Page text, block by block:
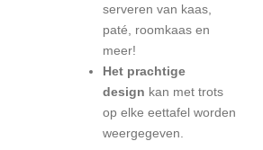
serveren van kaas,
paté, roomkaas en
meer!
Het prachtige
design kan met trots
op elke eettafel worden
weergegeven.